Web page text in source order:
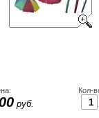
руб.
Кол-